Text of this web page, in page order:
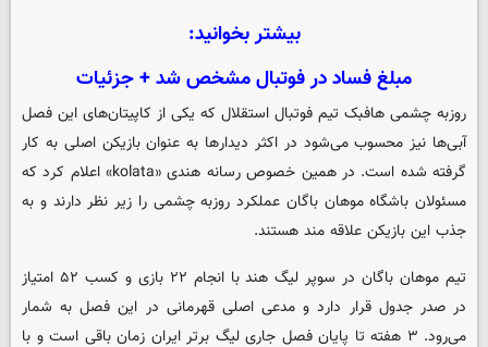
بیشتر بخوانید:
مبلغ فساد در فوتبال مشخص شد + جزئیات
روزبه چشمی هافبک تیم فوتبال استقلال که یکی از کاپیتان‌های این فصل
آبی‌ها نیز محسوب می‌شود در اکثر دیدارها به عنوان بازیکن اصلی به کار
گرفته شده است. در همین خصوص رسانه هندی «kolata» اعلام کرد که
مسئولان باشگاه موهان باگان عملکرد روزبه چشمی را زیر نظر دارند و به
جذب این بازیکن علاقه مند هستند.
تیم موهان باگان در سوپر لیگ هند با انجام ۲۲ بازی و کسب ۵۲ امتیاز
در صدر جدول قرار دارد و مدعی اصلی قهرمانی در این فصل به شمار
می‌رود. ۳ هفته تا پایان فصل جاری لیگ برتر ایران زمان باقی است و با